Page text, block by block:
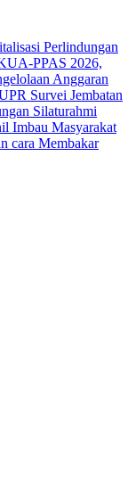
Perlindungan
PPAS 2026,
Anggaran
Survei Jembatan
Silaturahmi
Imbau Masyarakat
cara Membakar